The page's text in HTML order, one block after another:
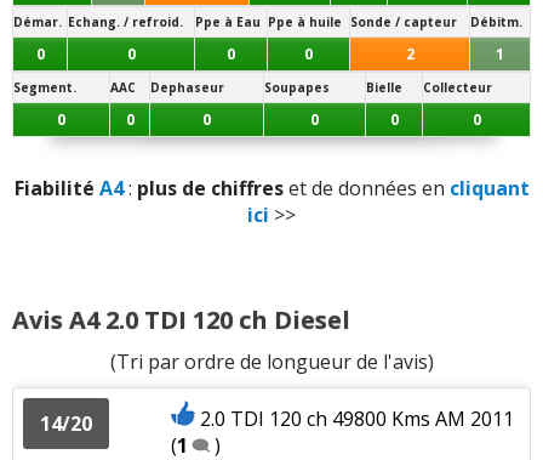
Style:3aiment
Equipement 1aime 3 n'aiment pas
Poids:1n'aime pas
Eclairage
Prix pièces détach.:2
Démar. Echang. / refroid. Ppe à Eau Ppe à huile Sonde / capteur Débitm.
0 0 0 0 2 1
Segment. AAC Dephaseur Soupapes Bielle Collecteur
0 0 0 0 0 0
Fiabilité A4: plus de chiffreset de données en cliquant
ici >>
Avis A4 2.0 TDI 120 ch Diesel
(Tri par ordre de longueur de l'avis)
14/20
2.0 TDI 120 ch 49800 Kms AM 2011
(1 )